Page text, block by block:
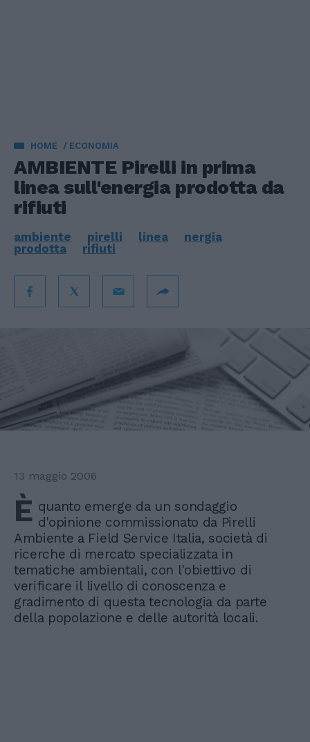
HOME ECONOMIA
AMBIENTE Pirelli in prima
linea sull'energia prodotta da
rifiuti
ambiente pirelli linea
nergia
prodotta
rifiuti
13 maggio 2006
È quanto emerge da un sondaggio
d'opinione commissionato da Pirelli
Ambiente a Field Service Italia, società di
ricerche di mercato specializzata in
tematiche ambientali, con l'obiettivo di
verificare il livello di conoscenza e
gradimento di questa tecnologia da parte
della popolazione e delle autorità locali.